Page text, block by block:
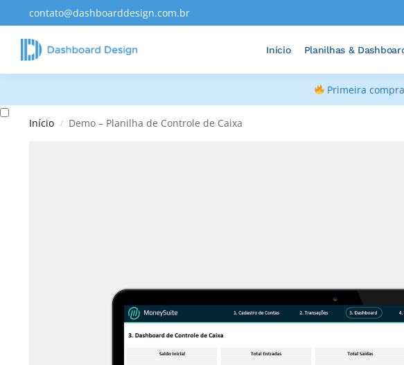
contato@dashboarddesign.com.br
Início Planilhas &
Adicionados Recentemente
Primeira
Início / Demo – Planilha de Controle de Caixa